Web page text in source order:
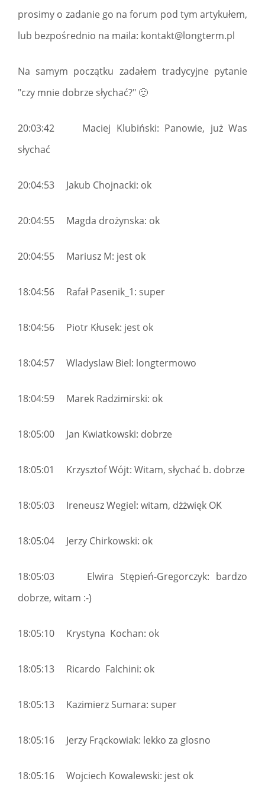
prosimy o zadanie go na forum pod tym artykułem,
lub bezpośrednio na maila: kontakt@longterm.pl
Na samym początku zadałem tradycyjne pytanie
"czy mnie dobrze słychać?" 🙂
20:03:42 Maciej Klubiński: Panowie, już Was
słychać
20:04:53 Jakub Chojnacki: ok
20:04:55 Magda drożynska: ok
20:04:55 Mariusz M: jest ok
18:04:56 Rafał Pasenik_1: super
18:04:56 Piotr Kłusek: jest ok
18:04:57 Wladyslaw Biel: longtermowo
18:04:59 Marek Radzimirski: ok
18:05:00 Jan Kwiatkowski: dobrze
18:05:01 Krzysztof Wójt: Witam, słychać b. dobrze
18:05:03 Ireneusz Wegiel: witam, dżżwięk OK
18:05:04 Jerzy Chirkowski: ok
18:05:03 Elwira Stępień-Gregorczyk: bardzo
dobrze, witam :-)
18:05:10 Krystyna Kochan: ok
18:05:13 Ricardo Falchini: ok
18:05:13 Kazimierz Sumara: super
18:05:16 Jerzy Frąckowiak: lekko za glosno
18:05:16 Wojciech Kowalewski: jest ok